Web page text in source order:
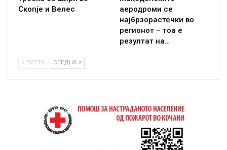
Скопје и Велес
аеродроми се
најбрзорастечки во
регионот – тоа е
резултат на…
ПРЕТХ СЛЕДНА